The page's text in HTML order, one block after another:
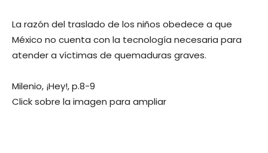
La razón del traslado de los niños obedece a que
México no cuenta con la tecnología necesaria para
atender a víctimas de quemaduras graves.
Milenio, ¡Hey!, p.8-9
Click sobre la imagen para ampliar